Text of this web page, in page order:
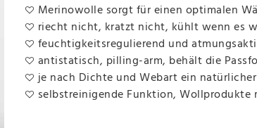
Merinowolle sorgt für einen optimalen
riecht nicht, kratzt nicht, kühlt wenn es
feuchtigkeitsregulierend und
antistatisch, pilling-arm, behält die
je nach Dichte und Webart ein
selbstreinigende Funktion, Wollprodukte